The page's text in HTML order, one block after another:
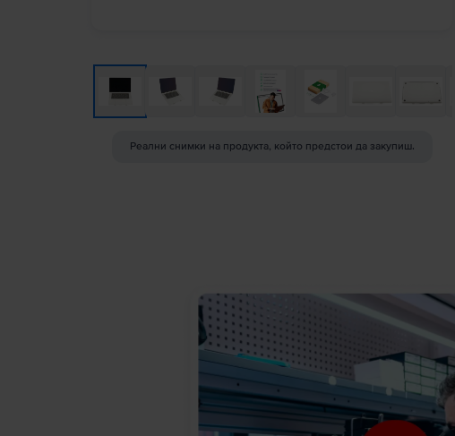
Реални снимки на продукта, който предстои да закупиш.